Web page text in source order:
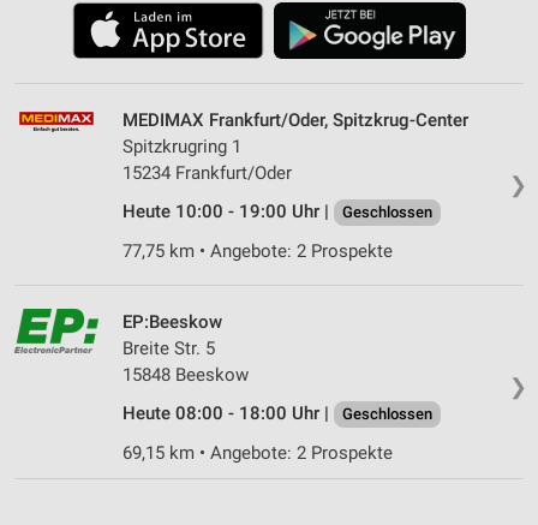
❯
MEDIMAX Frankfurt/Oder, Spitzkrug-Center
Spitzkrugring 1
15234 Frankfurt/Oder
Heute 10:00 - 19:00 Uhr |
Geschlossen
77,75 km • Angebote: 2 Prospekte
❯
EP:Beeskow
Breite Str. 5
15848 Beeskow
Heute 08:00 - 18:00 Uhr |
Geschlossen
69,15 km • Angebote: 2 Prospekte